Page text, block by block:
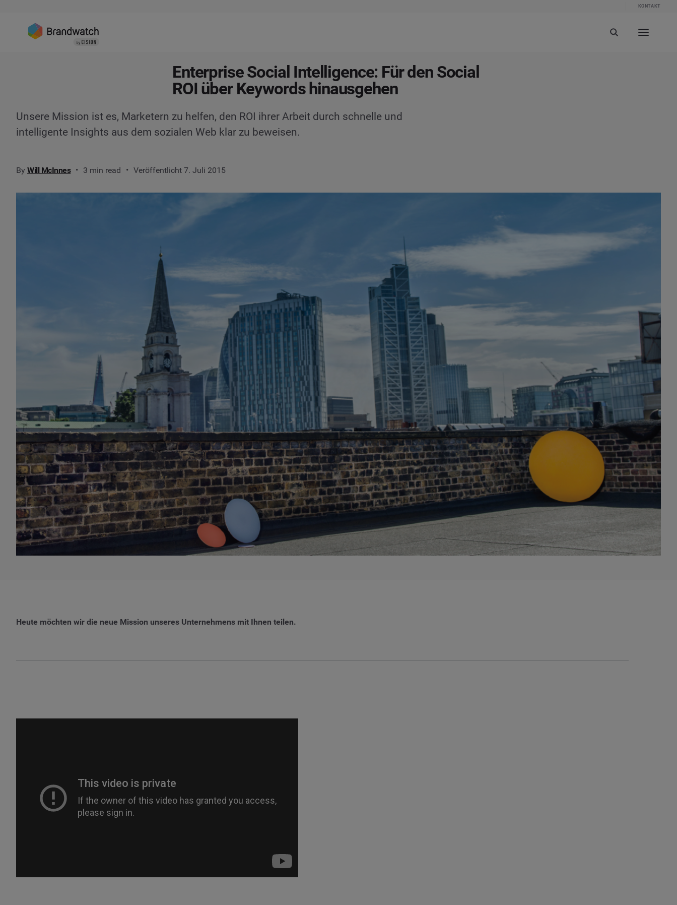
KONTAKT
Enterprise Social Intelligence: Für den Social
ROI über Keywords hinausgehen
Unsere Mission ist es, Marketern zu helfen, den ROI ihrer Arbeit durch schnelle und
intelligente Insights aus dem sozialen Web klar zu beweisen.
By Will McInnes 3 min read Veröffentlicht 7. Juli 2015
Heute möchten wir die neue Mission unseres Unternehmens mit Ihnen teilen.